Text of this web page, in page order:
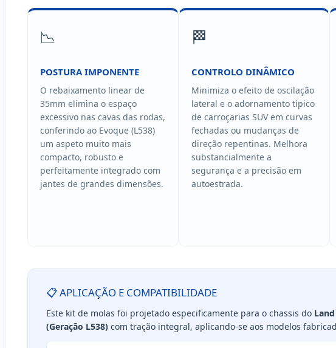
📉
POSTURA IMPONENTE
O rebaixamento linear de
35mm elimina o espaço
excessivo nas cavas das rodas,
conferindo ao Evoque (L538)
um aspeto muito mais
compacto, robusto e
perfeitamente integrado com
jantes de grandes dimensões.
🏁
CONTROLO DINÂMICO
Minimiza o efeito de oscilação
lateral e o adornamento típico
de carroçarias SUV em curvas
fechadas ou mudanças de
direção repentinas. Melhora
substancialmente a
segurança e a precisão em
autoestrada.
📋 APLICAÇÃO E COMPATIBILIDADE
Este kit de molas foi projetado especificamente para o chassis do
(Geração L538) com tração integral, aplicando-se aos modelos